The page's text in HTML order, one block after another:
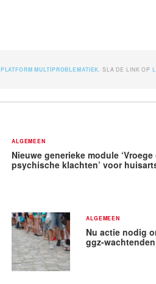
PLATFORM MULTIPROBLEMATIEK . SLA DE LINK OP
ALGEMEEN
Nieuwe generieke module
psychische klachten’ voor
ALGEMEEN
Nu actie nodig
ggz-